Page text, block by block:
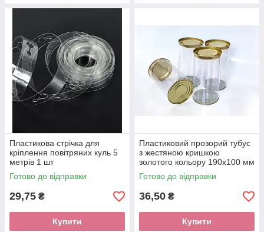
Пластикова стрічка для
кріплення повітряних куль 5
метрів 1 шт
Готово до відправки
29,75 ₴
Купити
Пластиковий прозорий тубус
з жестяною кришкою
золотого кольору 190х100 мм
Готово до відправки
36,50 ₴
Купити